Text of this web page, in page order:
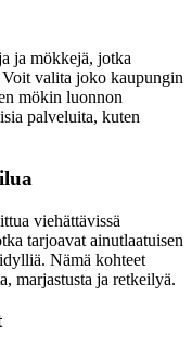
ja mökkejä, jotka
valita joko kaupungin
mökin luonnon
palveluita, kuten
viehättävissä
tarjoavat ainutlaatuisen
Nämä kohteet
marjastusta ja retkeilyä.